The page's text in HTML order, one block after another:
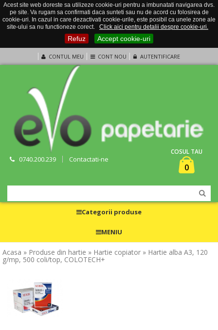
Acest site web doreste sa utilizeze cookie-uri pentru a imbunatati navigarea dvs.
pe site. Va rugam sa confirmati daca sunteti sau nu de acord cu folosirea de
cookie-uri. In cazul in care dezactivati cookie-urile, este posibil ca unele zone ale
site-ului sa nu functioneze corect.
Click aici pentru detalii despre cookie-uri.
Refuz Accept cookie-uri
CONTUL MEU CONT NOU AUTENTIFICARE
0740.200.239 Contactati-ne
COSUL TAU
0
Categorii produse
MENIU
Acasa » Produse din hartie » Hartie copiator » Hartie alba A3, 120
g/mp, 500 coli/top, COLOTECH+